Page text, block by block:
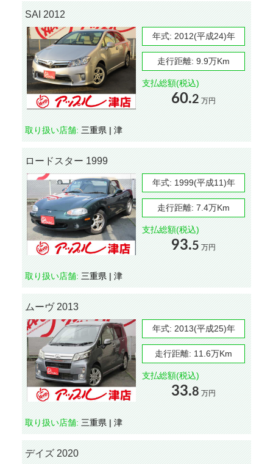
SAI 2012
年式: 2012(平成24)年
走行距離: 9.9万Km
支払総額(税込)
60.2 万円
取り扱い店舗: 三重県 | 津
ロードスター 1999
年式: 1999(平成11)年
走行距離: 7.4万Km
支払総額(税込)
93.5 万円
取り扱い店舗: 三重県 | 津
ムーヴ 2013
年式: 2013(平成25)年
走行距離: 11.6万Km
支払総額(税込)
33.8 万円
取り扱い店舗: 三重県 | 津
デイズ 2020